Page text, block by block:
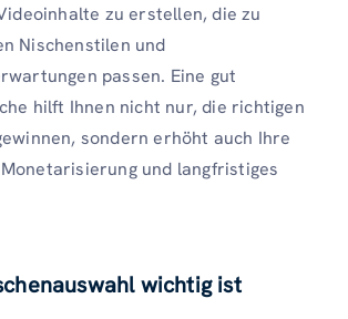
zu erstellen, die zu
Nischenstilen und
passen. Eine gut
hilft Ihnen nicht nur, die richtigen
sondern erhöht auch Ihre
und langfristiges
wichtig ist